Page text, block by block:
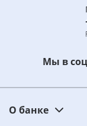
Мы в
О банке